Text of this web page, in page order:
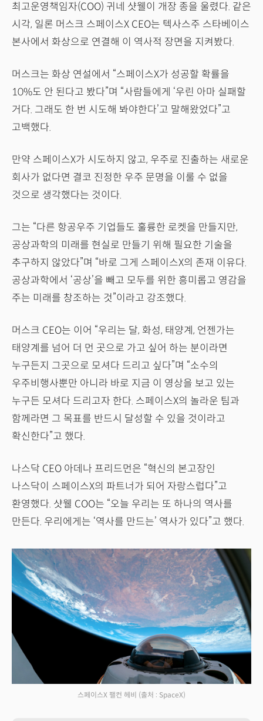
최고운영책임자(COO) 귀네 샷웰이 개장 종을 울렸다. 같은
시각, 일론 머스크 스페이스X CEO는 텍사스주 스타베이스
본사에서 화상으로 연결해 이 역사적 장면을 지켜봤다.
머스크는 화상 연설에서 “스페이스X가 성공할 확률을
10%도 안 된다고 봤다”며 “사람들에게 ‘우린 아마 실패할
거다. 그래도 한 번 시도해 봐야한다’고 말해왔었다”고
고백했다.
만약 스페이스X가 시도하지 않고, 우주로 진출하는 새로운
회사가 없다면 결코 진정한 우주 문명을 이룰 수 없을
것으로 생각했다는 것이다.
그는 “다른 항공우주 기업들도 훌륭한 로켓을 만들지만,
공상과학의 미래를 현실로 만들기 위해 필요한 기술을
추구하지 않았다”며 “바로 그게 스페이스X의 존재 이유다.
공상과학에서 ‘공상’을 빼고 모두를 위한 흥미롭고 영감을
주는 미래를 창조하는 것”이라고 강조했다.
머스크 CEO는 이어 “우리는 달, 화성, 태양계, 언젠가는
태양계를 넘어 더 먼 곳으로 가고 싶어 하는 분이라면
누구든지 그곳으로 모셔다 드리고 싶다”며 “소수의
우주비행사뿐만 아니라 바로 지금 이 영상을 보고 있는
누구든 모셔다 드리고자 한다. 스페이스X의 놀라운 팀과
함께라면 그 목표를 반드시 달성할 수 있을 것이라고
확신한다”고 했다.
나스닥 CEO 아데나 프리드먼은 “혁신의 본고장인
나스닥이 스페이스X의 파트너가 되어 자랑스럽다”고
환영했다. 샷웰 COO는 “오늘 우리는 또 하나의 역사를
만든다. 우리에게는 ‘역사를 만드는’ 역사가 있다”고 했다.
스페이스X 팰컨 헤비 (출처 : SpaceX)